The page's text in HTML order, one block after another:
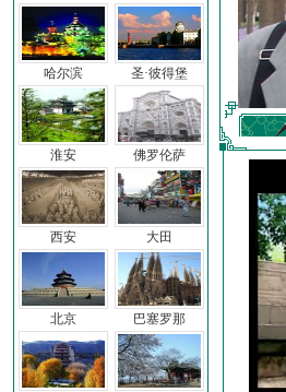
哈尔滨
淮安
西安
北京
圣·彼得堡
佛罗伦萨
大田
巴塞罗那
前子